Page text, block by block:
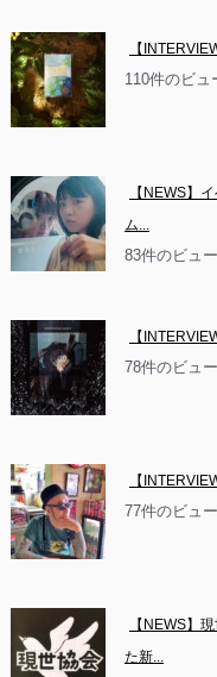
【
110件のビュ
【NEWS】
ム...
83件のビュー
【
78件のビュー
【
77件のビュー
【NEWS】
た新...